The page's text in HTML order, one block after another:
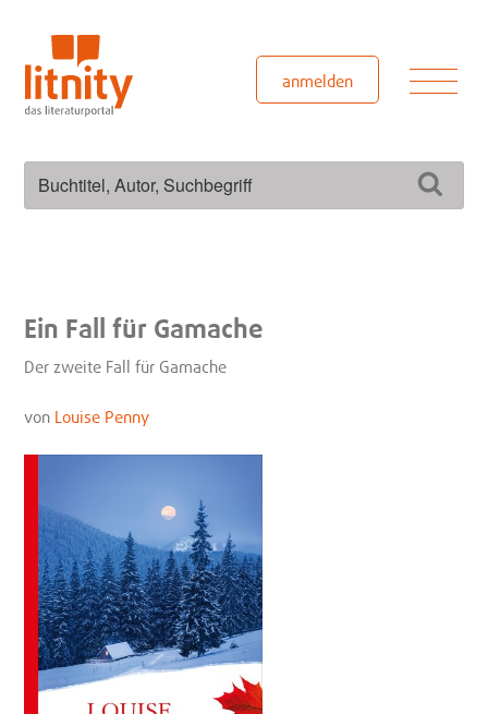
springen
anmelden
Ein Fall für Gamache
Der zweite Fall für Gamache
von Louise Penny